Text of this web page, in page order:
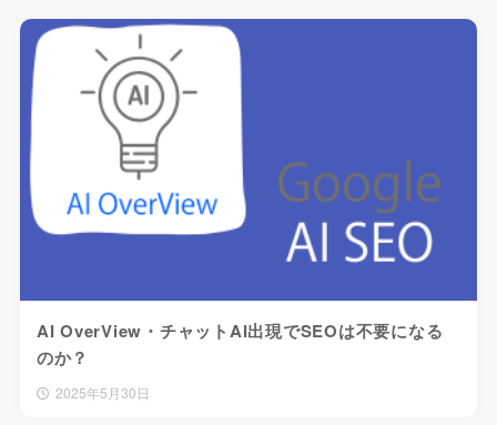
AI OverView・チャットAI出現でSEOは不要になる
のか？
2025年5月30日